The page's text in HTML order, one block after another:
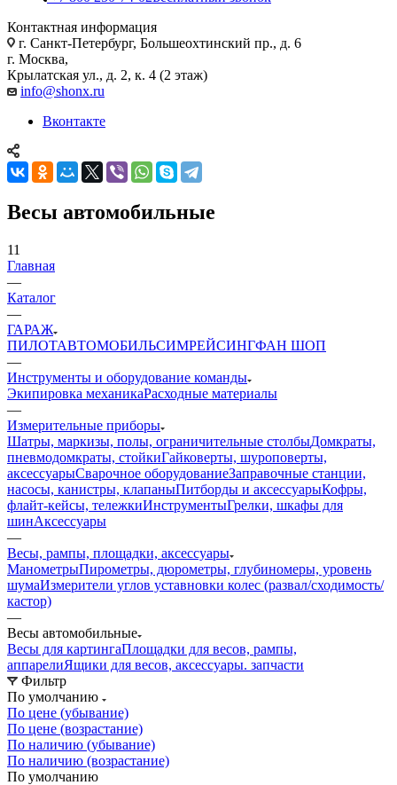
Контактная информация
г. Санкт-Петербург, Большеохтинский пр., д. 6
г. Москва,
Крылатская ул., д. 2, к. 4 (2 этаж)
info@shonx.ru
Вконтакте
Весы автомобильные
11
Главная
—
Каталог
—
ГАРАЖ
ПИЛОТАВТОМОБИЛЬСИМРЕЙСИНГФАН ШОП
—
Инструменты и оборудование команды
Экипировка механикаРасходные материалы
—
Измерительные приборы
Шатры, маркизы, полы, ограничительные столбыДомкраты,
пневмодомкраты, стойкиГайковерты, шуроповерты,
аксессуарыСварочное оборудованиеЗаправочные станции,
насосы, канистры, клапаныПитборды и аксессуарыКофры,
флайт-кейсы, тележкиИнструментыГрелки, шкафы для
шинАксессуары
—
Весы, рампы, площадки, аксессуары
МанометрыПирометры, дюрометры, глубиномеры, уровень
шумаИзмерители углов уставновки колес (развал/сходимость/
кастор)
—
Весы автомобильные
Весы для картингаПлощадки для весов, рампы,
аппарелиЯщики для весов, аксессуары. запчасти
Фильтр
По умолчанию
По цене (убывание)
По цене (возрастание)
По наличию (убывание)
По наличию (возрастание)
По умолчанию